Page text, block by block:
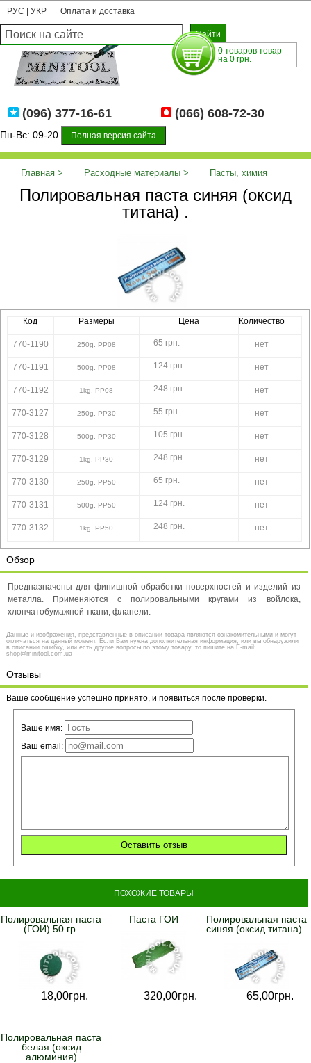
РУС УКР Оплата и доставка
0 товаров товар
на 0 грн.
(096) 377-16-61 (066) 608-72-30
Пн-Вс: 09-20 Полная версия сайта
Главная Расходные материалы
Пасты, химия
Полировальная паста синяя (оксид титана) .
Полировальная паста синяя (оксид
титана) .
Код Размеры Цена Количество
770-1190 250g. PP08 65 грн. нет
770-1191 500g. PP08 124 грн. нет
770-1192 1kg. PP08 248 грн. нет
770-3127 250g. PP30 55 грн. нет
770-3128 500g. PP30 105 грн. нет
770-3129 1kg. PP30 248 грн. нет
770-3130 250g. PP50 65 грн. нет
770-3131 500g. PP50 124 грн. нет
770-3132 1kg. PP50 248 грн. нет
Обзор
Предназначены для финишной обработки поверхностей и изделий из
металла. Применяются с полировальными кругами из войлока,
хлопчатобумажной ткани, фланели.
Данные и изображения, представленные в описании товара являются ознакомительными и могут
отличаться на данный момент. Если Вам нужна дополнительная информация, или вы обнаружили
в описании ошибку, или есть другие вопросы по этому товару, то пишите на E-mail:
shop@minitool.com.ua
Отзывы
Ваше сообщение успешно принято, и появиться после проверки.
Ваше имя:
Ваш email:
ПОХОЖИЕ ТОВАРЫ
Полировальная паста
(ГОИ) 50 гр.
18,00грн.
Паста ГОИ
320,00грн.
Полировальная паста
синяя (оксид титана) .
65,00грн.
Полировальная паста
белая (оксид
алюминия)